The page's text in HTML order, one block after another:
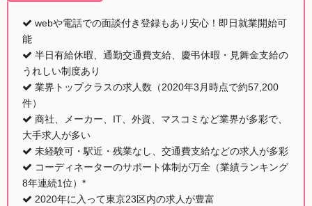
webや電話での面談付き登録もあり安心！即日就業開始可
能
半日有給休暇、通勤交通費支給、慶弔休暇・見舞金支給の
うれしい制度あり
業界トップクラスの求人数（2020年3月時点で約57,200
件）
商社、メーカー、IT、外資、マスコミなど業界が多彩で、
大手求人が多い
未経験可・駅近・残業なし、交通費支給などの求人が多彩
コーディネーターのサポート体制が万全（業績ランキング
8年連続1位）*
2020年に入って東京23区内の求人が豊富